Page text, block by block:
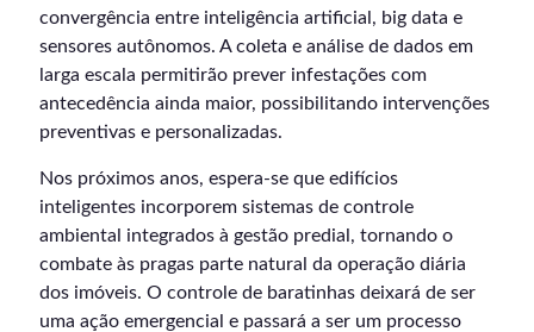
convergência entre inteligência artificial, big data e
sensores autônomos. A coleta e análise de dados em
larga escala permitirão prever infestações com
antecedência ainda maior, possibilitando intervenções
preventivas e personalizadas.
Nos próximos anos, espera-se que edifícios
inteligentes incorporem sistemas de controle
ambiental integrados à gestão predial, tornando o
combate às pragas parte natural da operação diária
dos imóveis. O controle de baratinhas deixará de ser
uma ação emergencial e passará a ser um processo